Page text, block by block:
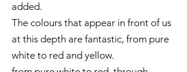
added.
The colours that appear in front of us
at this depth are fantastic, from pure
white to red and yellow.